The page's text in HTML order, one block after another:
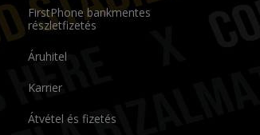
FirstPhone bankmentes
részletfizetés
Áruhitel
Karrier
Átvétel és fizetés